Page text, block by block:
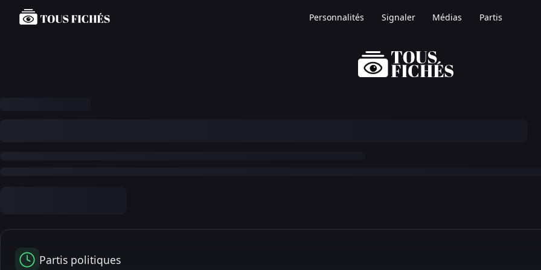
Personnalités Signaler Médias Partis
Partis politiques